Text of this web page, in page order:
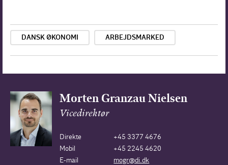
DANSK ØKONOMI ARBEJDSMARKED
Morten Granzau Nielsen
Vicedirektør
Direkte
+45 3377 4676
Mobil
+45 2245 4620
E-mail
mogr@di.dk